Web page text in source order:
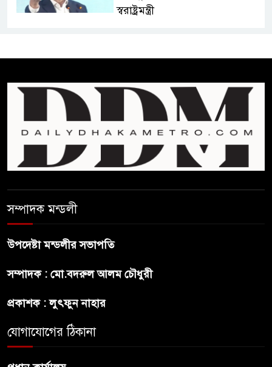
স্বরাষ্ট্রমন্ত্রী
শেখ হাসিনার বক্তব্য প্রচার করলেই
ব্যবস্থা নিবে সরকার : প্রধানমন্ত্রীর
উপদেষ্টা
বাংলাদেশে বিনিয়োগ ও দক্ষ শ্রমিক
গ্যাসের দাম বাড়লো ৭০ টাকা, সন্ধ্যা
থেকে কার্যকর
সম্পাদক মন্ডলী
উপদেষ্টা মন্ডলীর সভাপতি
সম্পাদক : মো.বদরুল আলম চৌধুরী
প্রকাশক : লুৎফুন নাহার
যোগাযোগের ঠিকানা